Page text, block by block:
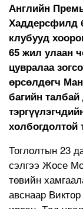
Английн
Хаддерсфилд
клубууд
65 жил улаан
цувралаа
өрсөлдөгч
багийн
холбогдолтой
Тоглолтын 23
сэлгээ Жосе
төвийн
авснаар